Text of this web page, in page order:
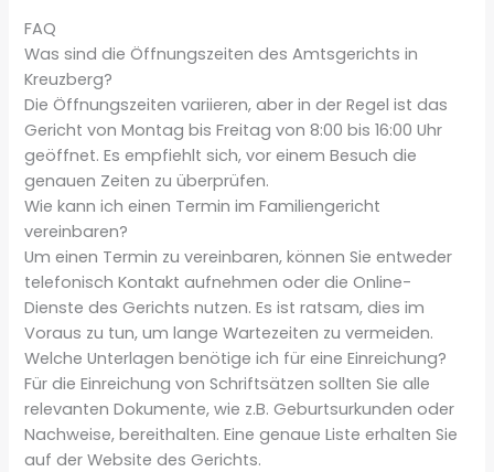
FAQ
Was sind die Öffnungszeiten des Amtsgerichts in
Kreuzberg?
Die Öffnungszeiten variieren, aber in der Regel ist das
Gericht von Montag bis Freitag von 8:00 bis 16:00 Uhr
geöffnet. Es empfiehlt sich, vor einem Besuch die
genauen Zeiten zu überprüfen.
Wie kann ich einen Termin im Familiengericht
vereinbaren?
Um einen Termin zu vereinbaren, können Sie entweder
telefonisch Kontakt aufnehmen oder die Online-
Dienste des Gerichts nutzen. Es ist ratsam, dies im
Voraus zu tun, um lange Wartezeiten zu vermeiden.
Welche Unterlagen benötige ich für eine Einreichung?
Für die Einreichung von Schriftsätzen sollten Sie alle
relevanten Dokumente, wie z.B. Geburtsurkunden oder
Nachweise, bereithalten. Eine genaue Liste erhalten Sie
auf der Website des Gerichts.